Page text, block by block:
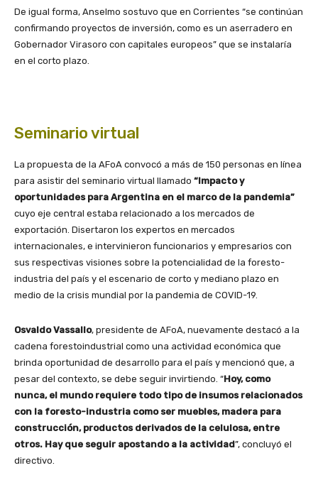
De igual forma, Anselmo sostuvo que en Corrientes “se continúan
confirmando proyectos de inversión, como es un aserradero en
Gobernador Virasoro con capitales europeos” que se instalaría
en el corto plazo.
Seminario virtual
La propuesta de la AFoA convocó a más de 150 personas en línea
para asistir del seminario virtual llamado “Impacto y
oportunidades para Argentina en el marco de la pandemia”
cuyo eje central estaba relacionado a los mercados de
exportación. Disertaron los expertos en mercados
internacionales, e intervinieron funcionarios y empresarios con
sus respectivas visiones sobre la potencialidad de la foresto-
industria del país y el escenario de corto y mediano plazo en
medio de la crisis mundial por la pandemia de COVID-19.
Osvaldo Vassallo, presidente de AFoA, nuevamente destacó a la
cadena forestoindustrial como una actividad económica que
brinda oportunidad de desarrollo para el país y mencionó que, a
pesar del contexto, se debe seguir invirtiendo. “Hoy, como
nunca, el mundo requiere todo tipo de insumos relacionados
con la foresto-industria como ser muebles, madera para
construcción, productos derivados de la celulosa, entre
otros. Hay que seguir apostando a la actividad”, concluyó el
directivo.